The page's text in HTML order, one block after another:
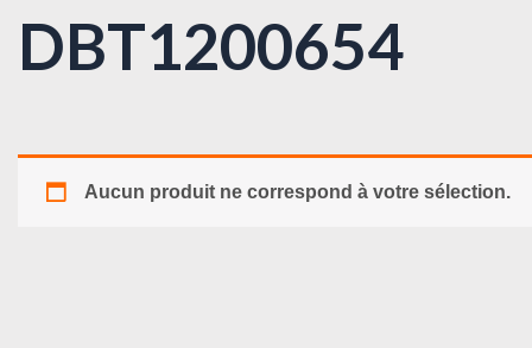
DBT1200654
Aucun produit ne correspond à votre sélection.